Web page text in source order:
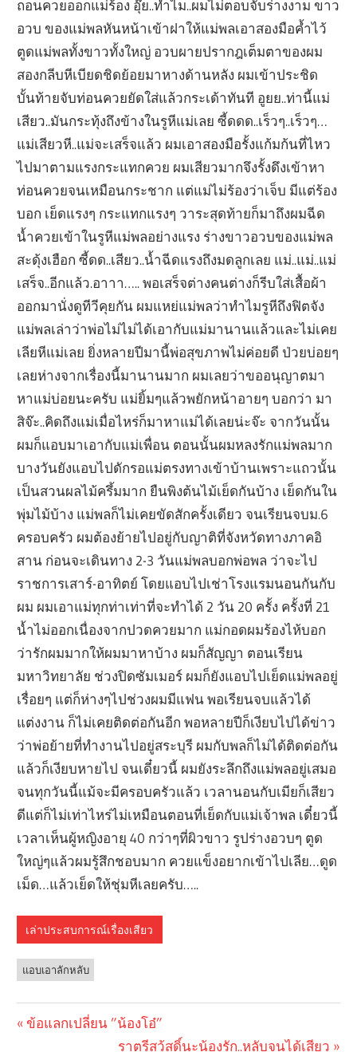
ถอนควยออกแม่ร้อง อุ๊ย..ทำไม..ผมไม่ตอบจับร่างงาม ขาว
อวบ ของแม่พลหันหน้าเข้าฝาให้แม่พลเอาสองมือค้ำไว้
ตูดแม่พลทั้งขาวทั้งใหญ่ อวบผายปรากฎเต็มตาของผม
สองกลีบหีเบียดชิดย้อยมาหางด้านหลัง ผมเข้าประชิด
บั้นท้ายจับท่อนควยยัดใส่แล้วกระเด้าทันที อูยย..ท่านี้แม่
เสียว..มันกระทุ้งถึงข้างในรูหีแม่เลย ซี้ดดด..เร็วๆ..เร็วๆ…
แม่เสียวหี..แม่จะเสร็จแล้ว ผมเอาสองมือรั้งแก้มก้นที่ไหว
ไปมาตามแรงกระแทกควย ผมเสียวมากจึงรั้งดึงเข้าหา
ท่อนควยจนเหมือนกระชาก แต่แม่ไม่ร้องว่าเจ็บ มีแต่ร้อง
บอก เย็ดแรงๆ กระแทกแรงๆ วาระสุดท้ายก็มาถึงผมฉีด
น้ำควยเข้าในรูหีแม่พลอย่างแรง ร่างขาวอวบของแม่พล
สะดุ้งเฮือก ซี้ดด..เสียว..น้ำฉีดแรงถึงมดลูกเลย แม่..แม่..แม่
เสร็จ..อีกแล้ว.อาาา….. พอเสร็จต่างคนต่างก็รีบใส่เสื้อผ้า
ออกมานั่งดูทีวีคุยกัน ผมแหย่แม่พลว่าทำไมรูหีถึงฟิตจัง
แม่พลเล่าว่าพ่อไม่ไม่ได้เอากับแม่มานานแล้วและไม่เคย
เลียหีแม่เลย ยิ่งหลายปีมานี้พ่อสุขภาพไม่ค่อยดี ป่วยบ่อยๆ
เลยห่างจากเรื่องนี้มานานมาก ผมเลยว่าขออนุญาตมา
หาแม่บ่อยนะครับ แม่ยิ้มๆแล้วพยักหน้าอายๆ บอกว่า มา
สิจ๊ะ..คิดถึงแม่เมื่อไหร่ก็มาหาแม่ได้เลยน่ะจ๊ะ จากวันนั้น
ผมก็แอบมาเอากับแม่เพื่อน ตอนนั้นผมหลงรักแม่พลมาก
บางวันยังแอบไปดักรอแม่ตรงทางเข้าบ้านเพราะแถวนั้น
เป็นสวนผลไม้ครึ้มมาก ยืนพิงต้นไม้เย็ดกันบ้าง เย็ดกันใน
พุ่มไม้บ้าง แม่พลก็ไม่เคยขัดสักครั้งเดียว จนเรียนจบม.6
ครอบครัว ผมต้องย้ายไปอยู่กับญาติที่จังหวัดทางภาคอิ
สาน ก่อนจะเดินทาง 2-3 วันแม่พลบอกพ่อพล ว่าจะไป
ราชการเสาร์-อาทิตย์ โดยแอบไปเช่าโรงแรมนอนกันกับ
ผม ผมเอาแม่ทุกท่าเท่าที่จะทำได้ 2 วัน 20 ครั้ง ครั้งที่ 21
น้ำไม่ออกเนื่องจากปวดควยมาก แม่กอดผมร้องไห้บอก
ว่ารักผมมากให้ผมมาหาบ้าง ผมก็สัญญา ตอนเรียน
มหาวิทยาลัย ช่วงปิดซัมเมอร์ ผมก็ยังแอบไปเย็ดแม่พลอยู่
เรื่อยๆ แต่ก็ห่างๆไปช่วงผมมีแฟน พอเรียนจบแล้วได้
แต่งงาน ก็ไม่เคยติดต่อกันอีก พอหลายปีก็เงียบไปได้ข่าว
ว่าพ่อย้ายที่ทำงานไปอยู่สระบุรี ผมกับพลก็ไม่ได้ติดต่อกัน
แล้วก็เงียบหายไป จนเดี๋ยวนี้ ผมยังระลึกถึงแม่พลอยู่เสมอ
จนทุกวันนี้แม้จะมีครอบครัวแล้ว เวลานอนกับเมียก็เสียว
ดีแต่ก็ไม่เท่าไหร่ไม่เหมือนตอนที่เย็ดกับแม่เจ้าพล เดี๋ยวนี้
เวลาเห็นผู้หญิงอายุ 40 กว่าๆที่ผิวขาว รูปร่างอวบๆ ตูด
ใหญ่ๆแล้วผมรู้สึกชอบมาก ควยแข็งอยากเข้าไปเลีย…ดูด
เม็ด…แล้วเย็ดให้ชุ่มหีเลยครับ…..
เล่าประสบการณ์เรื่องเสียว
แอบเอาลักหลับ
Previous
ข้อแลกเปลี่ยน ”น้องโอ๋”
Next
ราตรีสว้สดิ์นะน้องรัก..หลับจนได้เสียว